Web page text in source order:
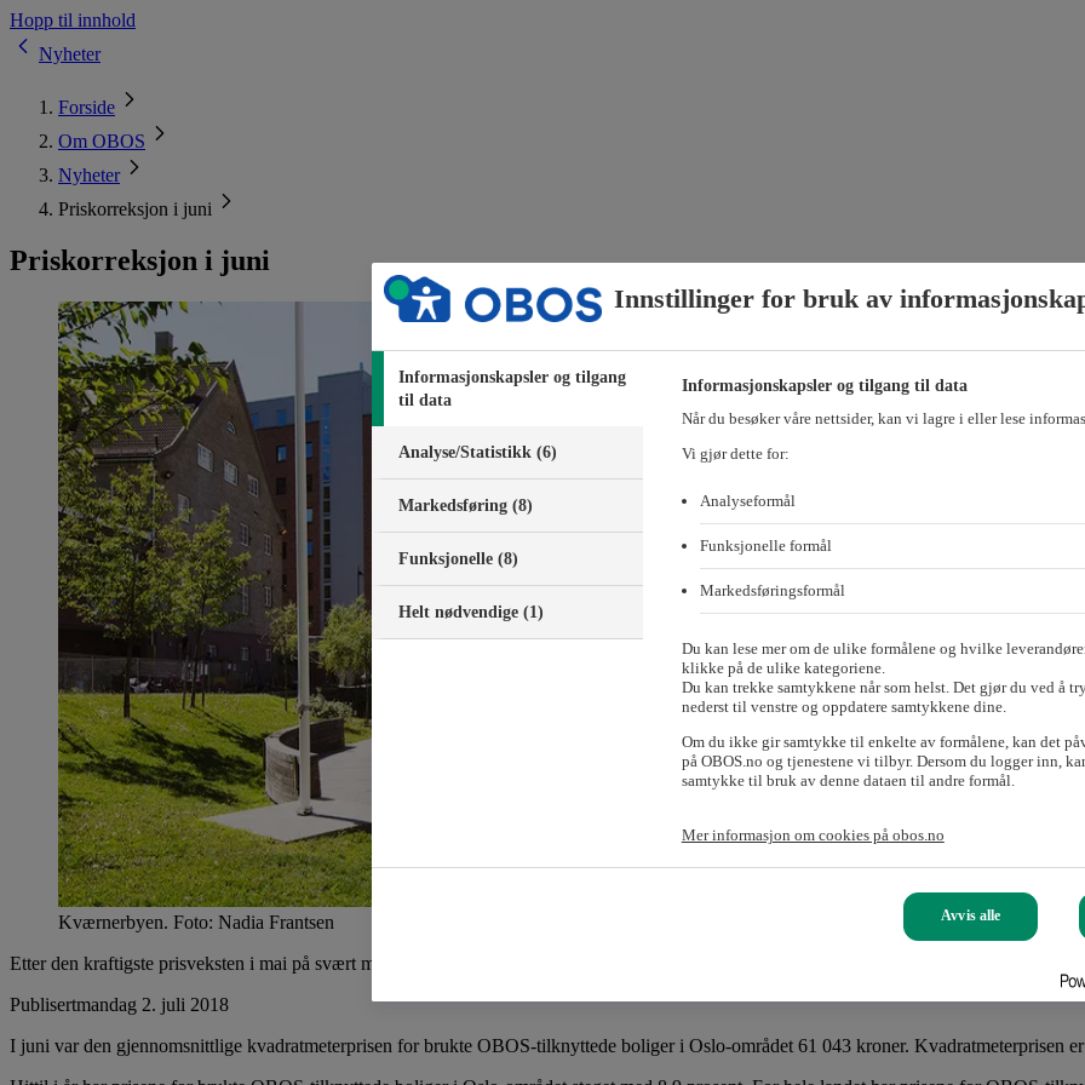
Hopp til innhold
Nyheter
Forside
Om OBOS
Nyheter
Priskorreksjon i juni
Priskorreksjon i juni
Kværnerbyen. Foto: Nadia Frantsen
Etter den kraftigste prisveksten i mai på svært mange år, sank prisene i Oslo med 1,6 prosent i juni.
Publisertmandag 2. juli 2018
I juni var den gjennomsnittlige kvadratmeterprisen for brukte OBOS-tilknyttede boliger i Oslo-området 61 043 kroner. Kvadratmeterprisen
Innstillinger for bruk av
Informasjonskapsler og tilgang
til data
Analyse/Statistikk (6)
Markedsføring (8)
Funksjonelle (8)
Helt nødvendige (1)
Informasjonskapsler og tilgang til data
Når du besøker våre nettsider, kan vi lagre i eller lese
Vi gjør dette for:
Analyseformål
Funksjonelle formål
Markedsføringsformål
Du kan lese mer om de ulike formålene og hvilke
klikke på de ulike kategoriene.
Du kan trekke samtykkene når som helst. Det gjør du ved å
nederst til venstre og oppdatere samtykkene dine.
Om du ikke gir samtykke til enkelte av formålene, kan det
på OBOS.no og tjenestene vi tilbyr. Dersom du logger inn,
samtykke til bruk av denne dataen til andre formål.
Mer informasjon om cookies på obos.no
Avvis alle